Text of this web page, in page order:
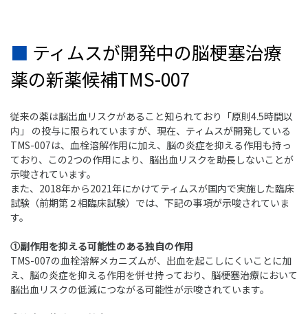
■ ティムスが開発中の脳梗塞治療
薬の新薬候補TMS-007
従来の薬は脳出血リスクがあること知られており「原則4.5時間以
内」 の投与に限られていますが、現在、ティムスが開発している
TMS-007は、血栓溶解作用に加え、脳の炎症を抑える作用も持っ
ており、この2つの作用により、脳出血リスクを助長しないことが
示唆されています。
また、2018年から2021年にかけてティムスが国内で実施した臨床
試験（前期第２相臨床試験）では、下記の事項が示唆されていま
す。
①副作用を抑える可能性のある独自の作用
TMS-007の血栓溶解メカニズムが、出血を起こしにくいことに加
え、脳の炎症を抑える作用を併せ持っており、脳梗塞治療において
脳出血リスクの低減につながる可能性が示唆されています。